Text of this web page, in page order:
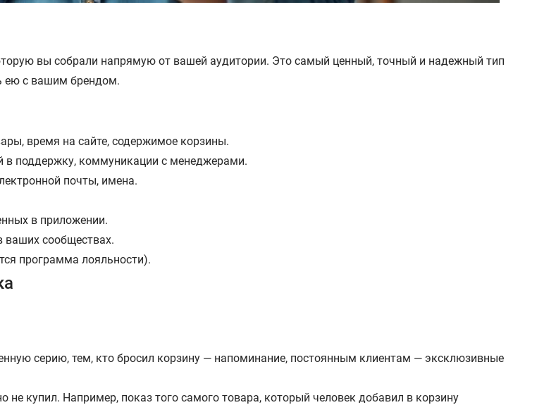
вы собрали напрямую от вашей аудитории. Это самый ценный, точный и надежный тип
ею с вашим брендом.
время на сайте, содержимое корзины.
в поддержку, коммуникации с менеджерами.
почты, имена.
в приложении.
ваших сообществах.
программа лояльности).
серию, тем, кто бросил корзину — напоминание, постоянным клиентам — эксклюзивные
купил. Например, показ того самого товара, который человек добавил в корзину